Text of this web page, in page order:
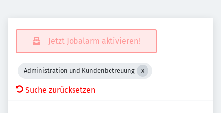
Jetzt Jobalarm aktivieren!
Administration und Kundenbetreuung
Suche zurücksetzen